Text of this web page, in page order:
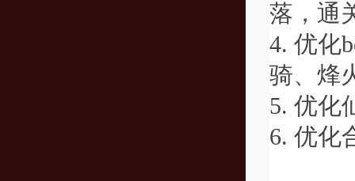
落，通
4. 优化
骑、烽
5. 优化
6. 优化